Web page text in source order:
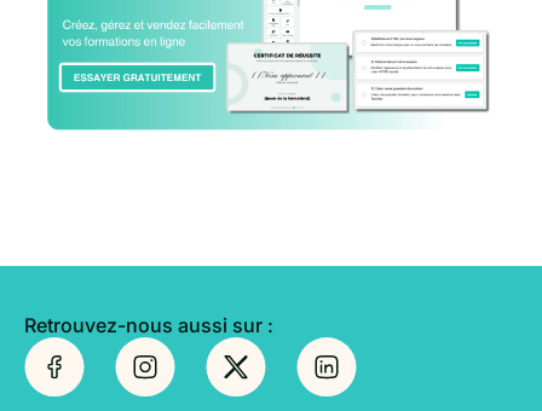
Retrouvez-nous aussi sur :